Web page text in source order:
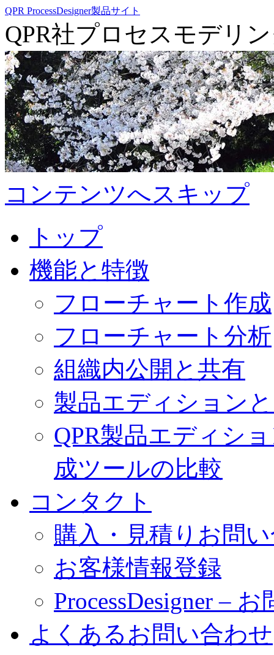
QPR ProcessDesigner製品サイト
QPR社プロセスモデリ
コンテンツへスキップ
トップ
機能と特徴
フローチャート作成
フローチャート分析
組織内公開と共有
製品エディション
QPR製品エディシ
成ツールの比較
コンタクト
購入・見積りお問
お客様情報登録
ProcessDesigner –
よくあるお問い合わせ